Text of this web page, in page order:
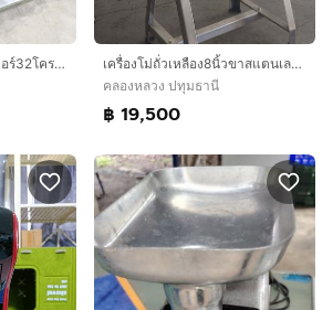
เครื่องบดหมูสแตนเลสเบอร์32โครงสแตนเลสฉาก
เครื่องโม่ถั่วเหลือง8นิ้วขาสแตนเลส มอเตอร์บน1แรง
คลองหลวง ปทุมธานี
฿ 19,500